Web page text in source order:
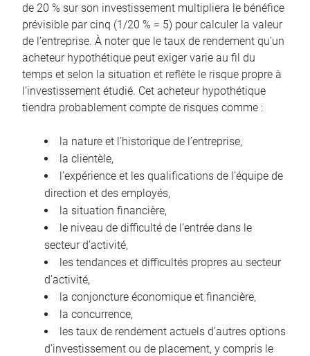
de 20 % sur son investissement multipliera le bénéfice
prévisible par cinq (1/20 % = 5) pour calculer la valeur
de l’entreprise. À noter que le taux de rendement qu’un
acheteur hypothétique peut exiger varie au fil du
temps et selon la situation et reflète le risque propre à
l’investissement étudié. Cet acheteur hypothétique
tiendra probablement compte de risques comme :
la nature et l’historique de l’entreprise,
la clientèle,
l’expérience et les qualifications de l’équipe de
direction et des employés,
la situation financière,
le niveau de difficulté de l’entrée dans le
secteur d’activité,
les tendances et difficultés propres au secteur
d’activité,
la conjoncture économique et financière,
la concurrence,
les taux de rendement actuels d’autres options
d’investissement ou de placement, y compris le